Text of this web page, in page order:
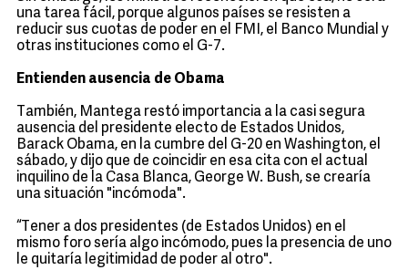
una tarea fácil, porque algunos países se resisten a
reducir sus cuotas de poder en el FMI, el Banco Mundial y
otras instituciones como el G-7.
Entienden ausencia de Obama
También, Mantega restó importancia a la casi segura
ausencia del presidente electo de Estados Unidos,
Barack Obama, en la cumbre del G-20 en Washington, el
sábado, y dijo que de coincidir en esa cita con el actual
inquilino de la Casa Blanca, George W. Bush, se crearía
una situación "incómoda".
“Tener a dos presidentes (de Estados Unidos) en el
mismo foro sería algo incómodo, pues la presencia de uno
le quitaría legitimidad de poder al otro".